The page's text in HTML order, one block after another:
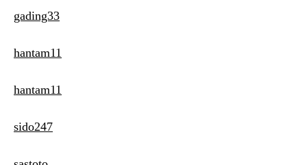
gading33
hantam11
hantam11
sido247